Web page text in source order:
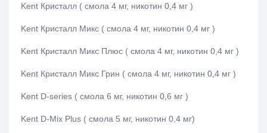
Kent Кристалл ( смола 4 мг, никотин 0,4 мг )
Kent Кристалл Микс ( смола 4 мг, никотин 0,4 мг )
Kent Кристалл Микс Плюс ( смола 4 мг, никотин 0,4 мг )
Kent Кристалл Микс Грин ( смола 4 мг, никотин 0,4 мг )
Kent D-series ( смола 6 мг, никотин 0,6 мг )
Kent D-Mix Plus ( смола 5 мг, никотин 0,4 мг)